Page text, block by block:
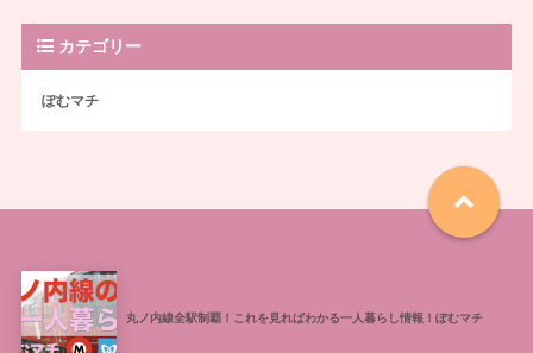
カテゴリー
ぽむマチ
丸ノ内線全駅制覇！これを見ればわかる一人暮らし情報！ぽむマチ